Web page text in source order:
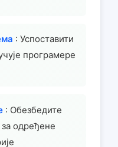
: Успоставити
програмере
: Обезбедите
одређене